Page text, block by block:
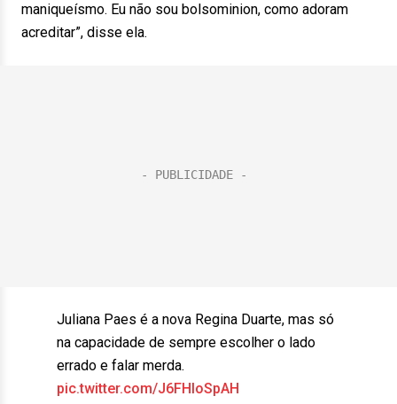
maniqueísmo. Eu não sou bolsominion, como adoram
acreditar”, disse ela.
Juliana Paes é a nova Regina Duarte, mas só
na capacidade de sempre escolher o lado
errado e falar merda.
pic.twitter.com/J6FHIoSpAH